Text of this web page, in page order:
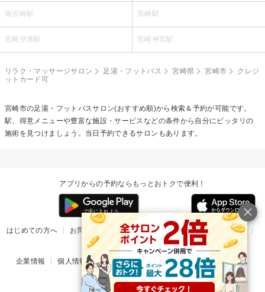
南宮崎駅 宮崎駅
宮崎空港駅 宮崎神宮駅
リラク・マッサージサロン 足湯・フットバス 宮崎県 宮崎市
クレジ
ットカード可
宮崎市の足湯・フットバスサロン(おすすめ順)から検索＆予約が可能です。
駅、得意メニューや豊富な施設・サービスなどの条件から自分にピッタリの
施術を見つけましょう。当日予約できるサロンもあります。
アプリからの予約ならもっとおトクで便利！
はじめての方へ お問い合わせ ヘルプ リリース情報
利用規約
掲載ご希望のサロン様
企業情報 個人情報保護方針 楽天のサービス一覧 アプリ一覧
© Rakuten Group, Inc.